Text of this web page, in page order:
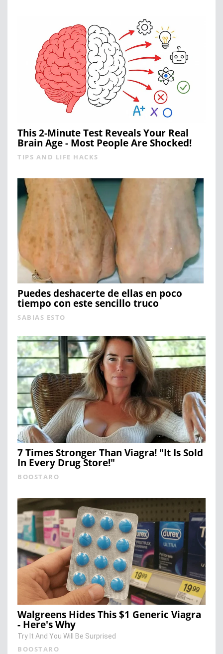
This 2-Minute Test Reveals Your Real
Brain Age - Most People Are Shocked!
TIPS AND LIFE HACKS
Puedes deshacerte de ellas en poco
tiempo con este sencillo truco
SABIAS ESTO
7 Times Stronger Than Viagra! "It Is Sold
In Every Drug Store!"
BOOSTARO
Walgreens Hides This $1 Generic Viagra
- Here's Why
Try It And You Will Be Surprised
BOOSTARO